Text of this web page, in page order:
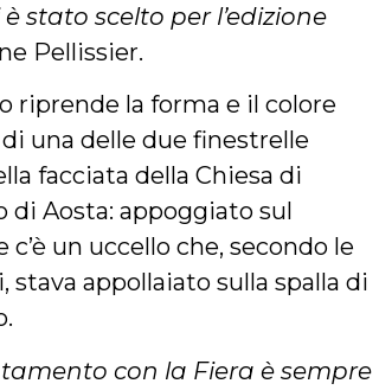
stato scelto per l’edizione
Pellissier.
riprende la forma e il colore
una delle due finestrelle
facciata della Chiesa di
di Aosta: appoggiato sul
c’è un uccello che, secondo le
stava appollaiato sulla spalla di
con la Fiera è sempre